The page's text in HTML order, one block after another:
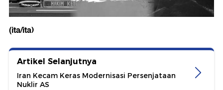
(ita/ita)
Artikel Selanjutnya
Iran Kecam Keras Modernisasi Persenjataan
Nuklir AS